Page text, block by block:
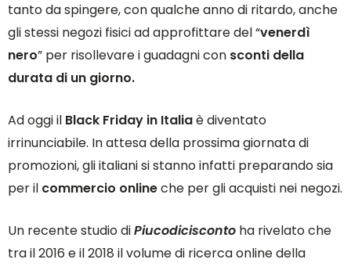
tanto da spingere, con qualche anno di ritardo, anche
gli stessi negozi fisici ad approfittare del “venerdì
nero” per risollevare i guadagni con sconti della
durata di un giorno.
Ad oggi il Black Friday in Italiaè diventato
irrinunciabile. In attesa della prossima giornata di
promozioni, gli italiani si stanno infatti preparando sia
per il commercio onlineche per gli acquisti nei negozi.
Un recente studio diPiucodicisconto ha rivelato che
tra il 2016 e il 2018 il volume di ricerca online della